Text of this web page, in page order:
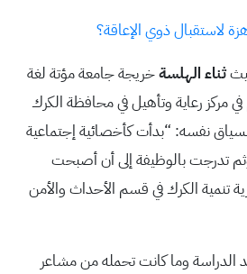
لاستقبال ذوي الإعاقة؟
ثناء الهلسةخريجة جامعة مؤتة لغة
في مركز رعاية وتأهيل في محافظة الكرك
نفسه: “بدأت كأخصائية إجتماعية
تدرجت بالوظيفة إلى أن أصبحت
تنمية الكرك في قسم الأحداث والأمن
الدراسة وما كانت تحمله من مشاعر